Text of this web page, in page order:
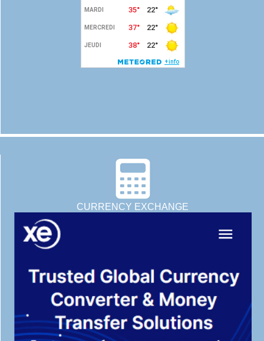
CURRENCY EXCHANGE